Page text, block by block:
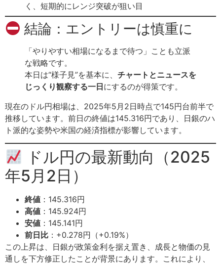
く、短期的にレンジ突破が狙い目
結論：エントリーは慎重に
「やりやすい相場になるまで待つ」ことも立派
な戦略です。
本日は“様子見”を基本に、 チャートとニュースを
じっくり観察する一日にするのが得策です。
現在のドル円相場は、2025年5月2日時点で145円台前半で
推移しています。前日の終値は145.316円であり、日銀のハ
ト派的な姿勢や米国の経済指標が影響しています。
ドル円の最新動向（2025
年5月2日）
終値 ：145.316円
高値 ：145.924円
安値 ：145.141円
前日比 ：+0.278円（+0.19%）
この上昇は、日銀が政策金利を据え置き、成長と物価の見
通しを下方修正したことが背景にあります。これにより、